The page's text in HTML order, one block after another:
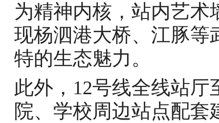
为精神内核，站内艺
现杨泗港大桥、江豚等
特的生态魅力。
此外，12号线全线站
院、学校周边站点配